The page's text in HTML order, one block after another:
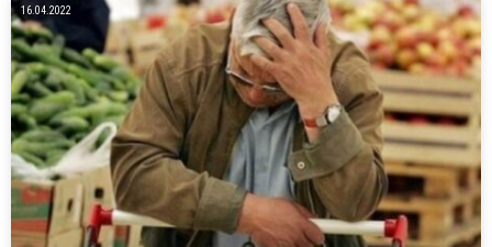
16.04.2022